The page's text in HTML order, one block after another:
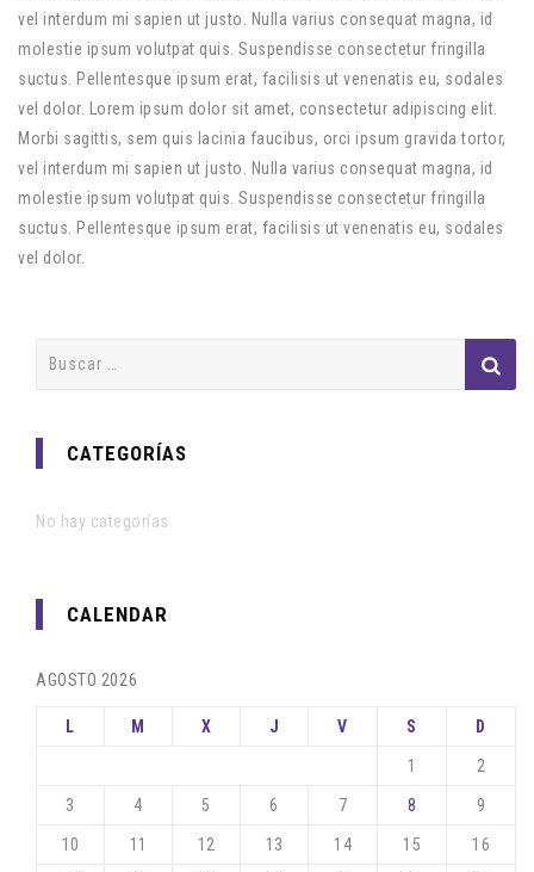
vel interdum mi sapien ut justo. Nulla varius consequat magna, id
molestie ipsum volutpat quis. Suspendisse consectetur fringilla
suctus. Pellentesque ipsum erat, facilisis ut venenatis eu, sodales
vel dolor. Lorem ipsum dolor sit amet, consectetur adipiscing elit.
Morbi sagittis, sem quis lacinia faucibus, orci ipsum gravida tortor,
vel interdum mi sapien ut justo. Nulla varius consequat magna, id
molestie ipsum volutpat quis. Suspendisse consectetur fringilla
suctus. Pellentesque ipsum erat, facilisis ut venenatis eu, sodales
vel dolor.
CATEGORÍAS
No hay categorías
CALENDAR
AGOSTO 2026
L M X J V S D
1 2
3 4 5 6 7 8 9
10 11 12 13 14 15 16